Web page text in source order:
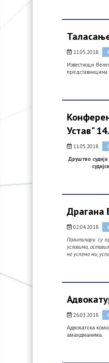
11.05.2018
Известиоци
представницима
Устав"
11.05.2018
Друштво
Драгана
02.04.2018
Политичари су
условима,
не успемо ми,
26.03.2018
Адвокатска
амандманима.